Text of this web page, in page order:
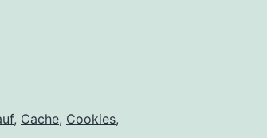
, Cache, Cookies,